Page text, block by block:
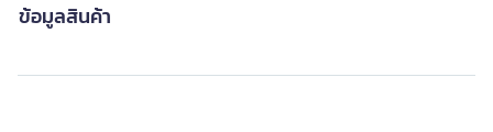
ข้อมูลสินค้า